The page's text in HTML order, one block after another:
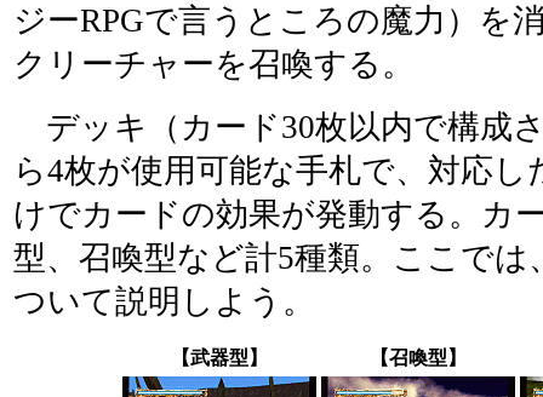
ジーRPGで言うところの魔力）を
クリーチャーを召喚する。
デッキ（カード30枚以内で構成
ら4枚が使用可能な手札で、対応
けでカードの効果が発動する。カ
型、召喚型など計5種類。ここで
ついて説明しよう。
【武器型】 【召喚型】